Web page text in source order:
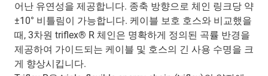
어난 유연성을 제공합니다. 종축 방향으로 체인 링크당 약
±10° 비틀림이 가능합니다. 케이블 보호 호스와 비교했을
때, 3차원 triflex® R 체인은 명확하게 정의된 곡률 반경을
제공하여 가이드되는 케이블 및 호스의 긴 사용 수명을 크
게 향상시킵니다.